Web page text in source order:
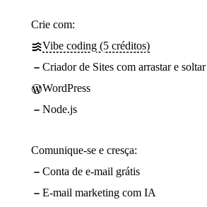
Crie com:
Vibe coding (5 créditos)
Criador de Sites com arrastar e soltar
WordPress
Node.js
Comunique-se e cresça:
Conta de e-mail grátis
E-mail marketing com IA